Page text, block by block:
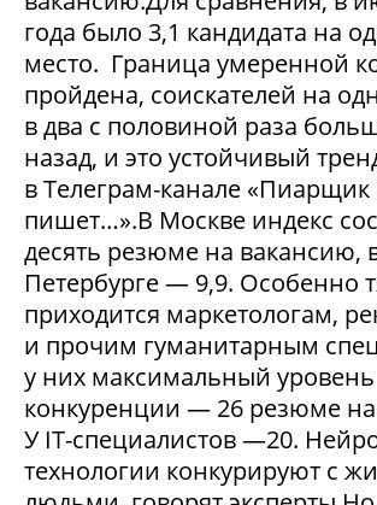
года было 3,1 кандидата на
место. Граница умеренной
пройдена, соискателей на
в два с половиной раза
назад, и это устойчивый
в Телеграм-канале «Пиарщик
пишет…».В Москве индекс
десять резюме на вакансию,
Петербурге — 9,9. Особенно
приходится маркетологам,
и прочим гуманитарным
у них максимальный уровень
конкуренции — 26 резюме
У IT-специалистов —20.
технологии конкурируют с